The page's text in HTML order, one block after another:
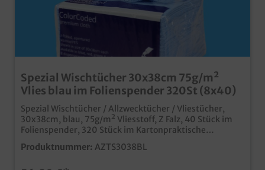
Spezial Wischtücher 30x38cm 75g/m²
Vlies blau im Folienspender 320St (8x40)
Spezial Wischtücher / Allzwecktücher / Vliestücher,
30x38cm, blau, 75g/m² Vliesstoff, Z Falz, 40 Stück im
Folienspender, 320 Stück im Kartonpraktische
Wischtücher für den schnellen Einsatzin grüner Farbe,
ideal für HACCP Konzeptefusselarmer, saugstarker und
Produktnummer: AZTS3038BL